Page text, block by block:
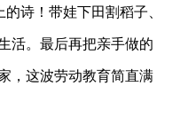
诗！带娃下田割稻子、
活。最后再把亲手做的
，这波劳动教育简直满